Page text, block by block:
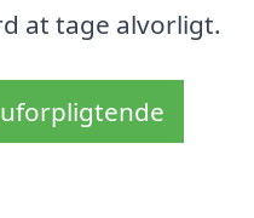
at tage alvorligt.